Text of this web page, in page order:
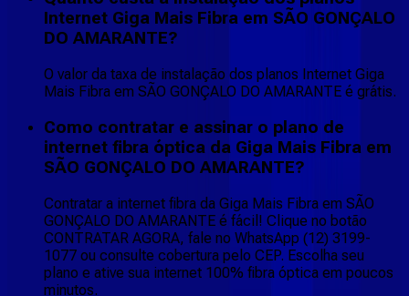
Internet Giga Mais Fibra em SÃO GONÇALO
DO AMARANTE?
O valor da taxa de instalação dos planos Internet Giga
Mais Fibra em SÃO GONÇALO DO AMARANTE é grátis.
Como contratar e assinar o plano de
internet fibra óptica da Giga Mais Fibra em
SÃO GONÇALO DO AMARANTE?
Contratar a internet fibra da Giga Mais Fibra em SÃO
GONÇALO DO AMARANTE é fácil! Clique no botão
CONTRATAR AGORA, fale no WhatsApp (12) 3199-
1077 ou consulte cobertura pelo CEP. Escolha seu
plano e ative sua internet 100% fibra óptica em poucos
minutos.